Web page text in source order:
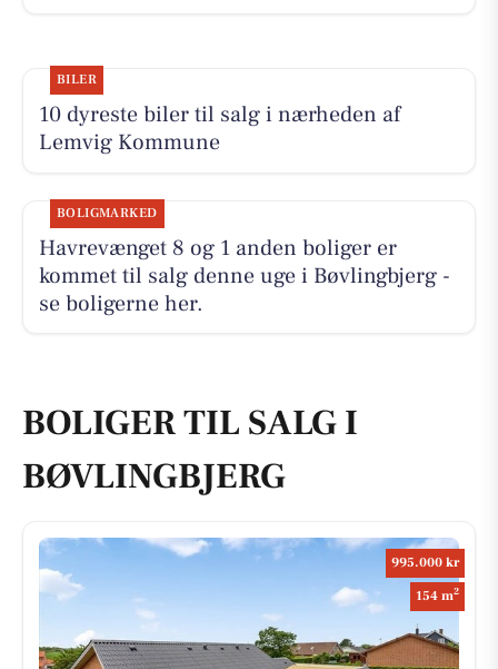
BILER
10 dyreste biler til salg i nærheden af
Lemvig Kommune
BOLIGMARKED
Havrevænget 8 og 1 anden boliger er
kommet til salg denne uge i Bøvlingbjerg -
se boligerne her.
BOLIGER TIL SALG I
BØVLINGBJERG
995.000 kr
154 m2